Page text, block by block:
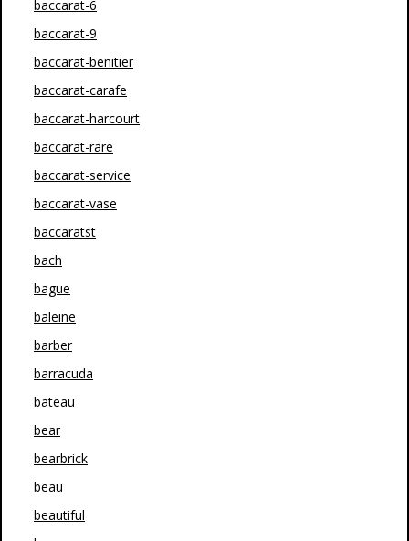
baccarat-6
baccarat-9
baccarat-benitier
baccarat-carafe
baccarat-harcourt
baccarat-rare
baccarat-service
baccarat-vase
baccaratst
bach
bague
baleine
barber
barracuda
bateau
bear
bearbrick
beau
beautiful